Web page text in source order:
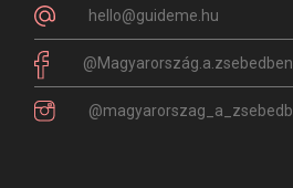
hello@guideme.hu
@Magyarország.a.zsebedben